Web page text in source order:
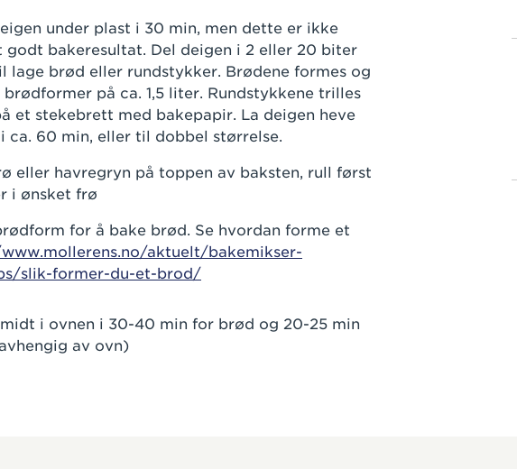
under plast i 30 min, men dette er ikke
godt bakeresultat. Del deigen i 2 eller 20 biter
lage brød eller rundstykker. Brødene formes og
på ca. 1,5 liter. Rundstykkene trilles
et stekebrett med bakepapir. La deigen heve
ca. 60 min, eller til dobbel størrelse.
eller havregryn på toppen av baksten, rull først
i ønsket frø
for å bake brød. Se hvordan forme et
aktuelt/bakemikser-
slik-former-du-et-brod/
i ovnen i 30-40 min for brød og 20-25 min
av ovn)